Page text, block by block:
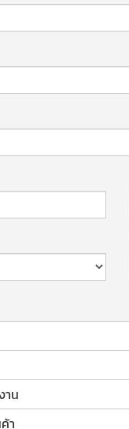
าน
า